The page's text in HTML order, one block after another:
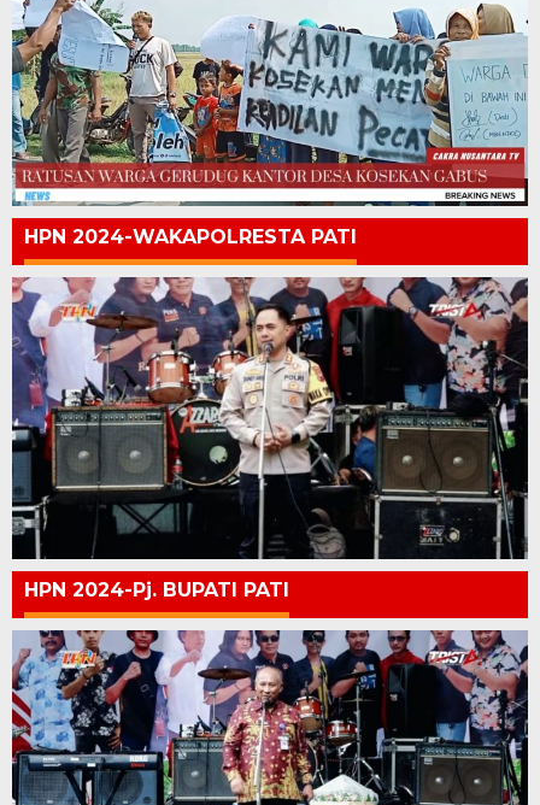
HPN 2024-WAKAPOLRESTA PATI
HPN 2024-Pj. BUPATI PATI